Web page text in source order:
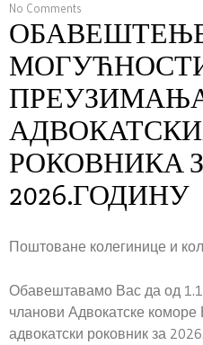
No Comments
РОКОВНИКА
2026.ГОДИНУ
Поштоване колегинице и
Обавештавамо Вас да од
чланови Адвокатске коморе
адвокатски роковник за